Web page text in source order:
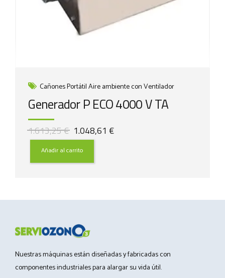
Cañones Portátil Aire ambiente con Ventilador
Generador P ECO 4000 V TA
1.613,25€ El
precio
original
era:
1.048,61 €El
Añadir al carrito
Nuestras máquinas están diseñadas y fabricadas con
componentes industriales para alargar su vida útil.